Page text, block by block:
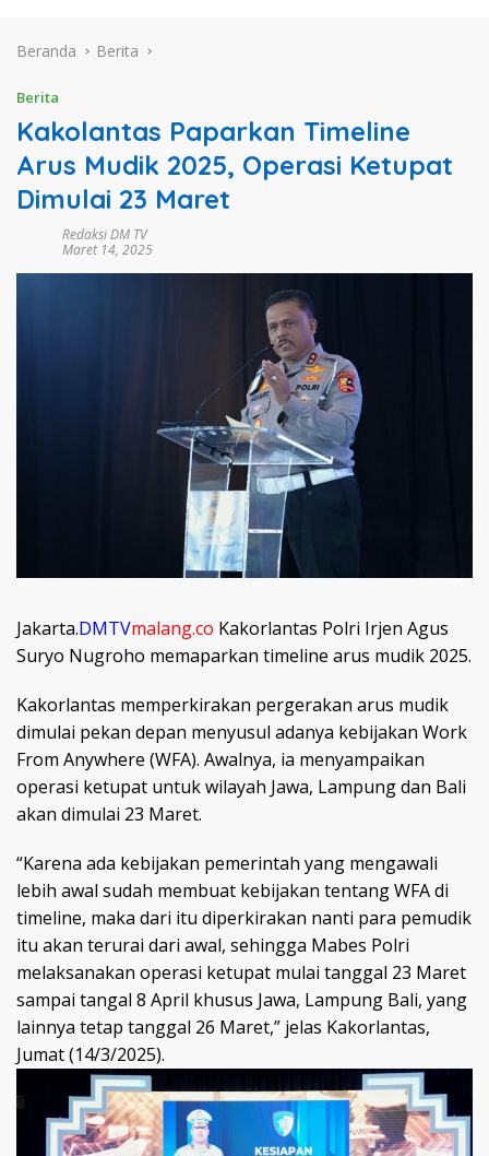
Beranda Berita
Berita
Kakolantas Paparkan Timeline
Arus Mudik 2025, Operasi Ketupat
Dimulai 23 Maret
Redaksi DM TV
Maret 14, 2025
Jakarta.DMTVmalang.co Kakorlantas Polri Irjen Agus
Suryo Nugroho memaparkan timeline arus mudik 2025.
Kakorlantas memperkirakan pergerakan arus mudik
dimulai pekan depan menyusul adanya kebijakan Work
From Anywhere (WFA). Awalnya, ia menyampaikan
operasi ketupat untuk wilayah Jawa, Lampung dan Bali
akan dimulai 23 Maret.
“Karena ada kebijakan pemerintah yang mengawali
lebih awal sudah membuat kebijakan tentang WFA di
timeline, maka dari itu diperkirakan nanti para pemudik
itu akan terurai dari awal, sehingga Mabes Polri
melaksanakan operasi ketupat mulai tanggal 23 Maret
sampai tangal 8 April khusus Jawa, Lampung Bali, yang
lainnya tetap tanggal 26 Maret,” jelas Kakorlantas,
Jumat (14/3/2025).